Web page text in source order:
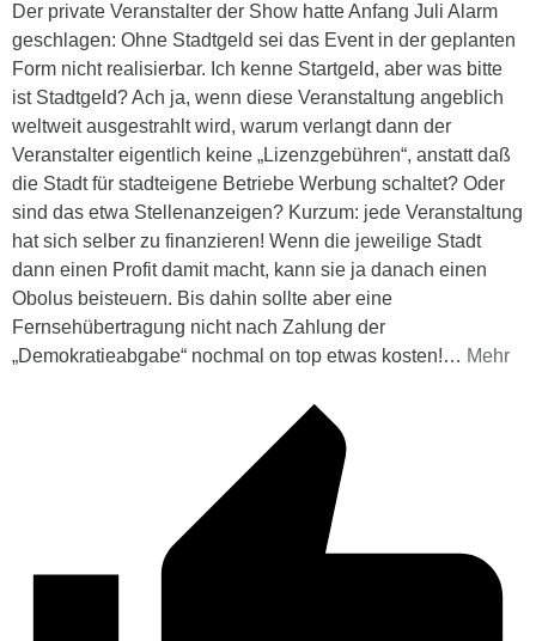
Der private Veranstalter der Show hatte Anfang Juli Alarm
geschlagen: Ohne Stadtgeld sei das Event in der geplanten
Form nicht realisierbar. Ich kenne Startgeld, aber was bitte
ist Stadtgeld? Ach ja, wenn diese Veranstaltung angeblich
weltweit ausgestrahlt wird, warum verlangt dann der
Veranstalter eigentlich keine „Lizenzgebühren“, anstatt daß
die Stadt für stadteigene Betriebe Werbung schaltet? Oder
sind das etwa Stellenanzeigen? Kurzum: jede Veranstaltung
hat sich selber zu finanzieren! Wenn die jeweilige Stadt
dann einen Profit damit macht, kann sie ja danach einen
Obolus beisteuern. Bis dahin sollte aber eine
Fernsehübertragung nicht nach Zahlung der
„Demokratieabgabe“ nochmal on top etwas kosten!… Mehr